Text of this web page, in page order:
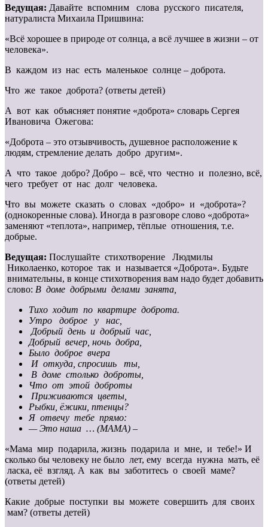
Ведущая: Давайте вспомним слова русского писателя,
натуралиста Михаила Пришвина:
«Всё хорошее в природе от солнца, а всё лучшее в жизни – от
человека».
В каждом из нас есть маленькое солнце – доброта.
Что же такое доброта? (ответы детей)
А вот как объясняет понятие «доброта» словарь Сергея
Ивановича Ожегова:
«Доброта – это отзывчивость, душевное расположение к
людям, стремление делать добро другим».
А что такое добро? Добро – всё, что честно и полезно, всё,
чего требует от нас долг человека.
Что вы можете сказать о словах «добро» и «доброта»?
(однокоренные слова). Иногда в разговоре слово «доброта»
заменяют «теплота», например, тёплые отношения, т.е.
добрые.
Ведущая: Послушайте стихотворение Людмилы
Николаенко, которое так и называется «Доброта». Будьте
внимательны, в конце стихотворения вам надо будет добавить
слово: В доме добрыми делами занята,
Тихо ходит по квартире доброта.
Утро доброе у нас,
Добрый день и добрый час,
Добрый вечер, ночь добра,
Было доброе вчера
И откуда, спросишь ты,
В доме столько доброты,
Что от этой доброты
Приживаются цветы,
Рыбки, ёжики, птенцы?
Я отвечу тебе прямо:
— Это наша … (МАМА) –
«Мама мир подарила, жизнь подарила и мне, и тебе!» И
сколько бы человеку не было лет, ему всегда нужна мать, её
ласка, её взгляд. А как вы заботитесь о своей маме?
(ответы детей)
Какие добрые поступки вы можете совершить для своих
мам? (ответы детей)